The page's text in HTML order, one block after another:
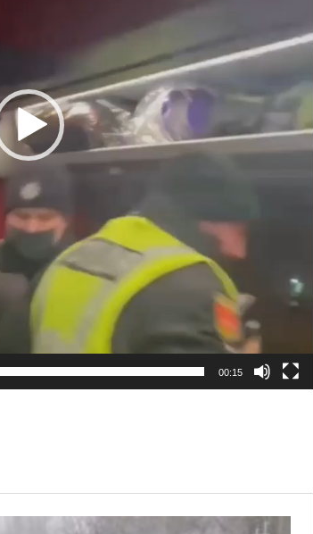
00:15